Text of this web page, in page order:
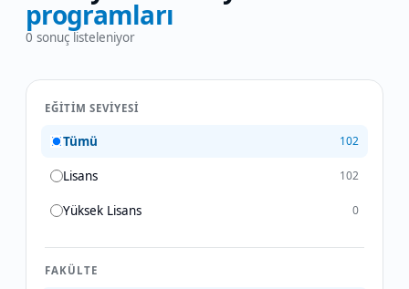
programları
0 sonuç listeleniyor
EĞITIM SEVIYESI
Tümü 102
Lisans 102
Yüksek Lisans 0
FAKÜLTE